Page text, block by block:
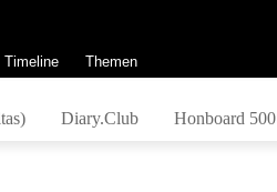
Timeline Themen
Diary.Club Honboard 500